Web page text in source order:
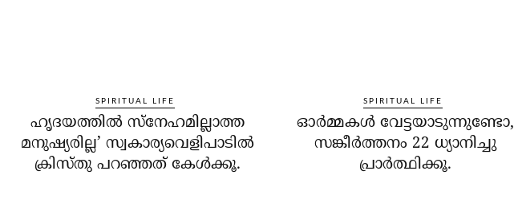
SPIRITUAL LIFE
ഹൃദയത്തില്‍ സ്‌നേഹമില്ലാത്ത
മനുഷ്യരില്ല’ സ്വകാര്യവെളിപാടില്‍
ക്രിസ്തു പറഞ്ഞത് കേള്‍ക്കൂ.
SPIRITUAL LIFE
ഓര്‍മ്മകള്‍ വേട്ടയാടുന്നുണ്ടോ,
സങ്കീര്‍ത്തനം 22 ധ്യാനിച്ചു
പ്രാര്‍ത്ഥിക്കൂ.